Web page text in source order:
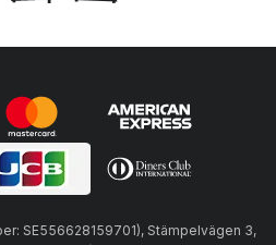
SE556628159701), Stämpelvägen 3,